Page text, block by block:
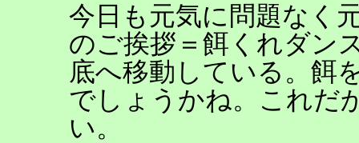
今日も元気に問題なく
のご挨拶＝餌くれダン
底へ移動している。餌
でしょうかね。これだ
い。